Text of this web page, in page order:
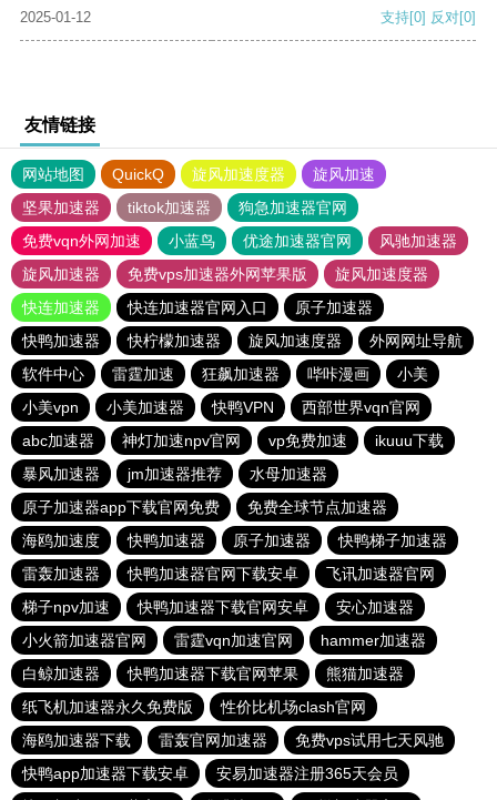
2025-01-12 支持[0] 反对[0]
友情链接
网站地图 QuickQ 旋风加速度器
旋风加速
坚果加速器
tiktok加速器
狗急加速器官网
免费vqn外网加速
小蓝鸟 优途加速器官网
风驰加速器
旋风加速器
免费vps加速器外网苹果版
旋风加速度器
快连加速器
快连加速器官网入口
原子加速器
快鸭加速器
快柠檬加速器 旋风加速度器
外网网址导航
软件中心
雷霆加速 狂飙加速器 哔咔漫画
小美
小美vpn
小美加速器 快鸭VPN
西部世界vqn官网
abc加速器
神灯加速npv官网 vp免费加速
ikuuu下载
暴风加速器
jm加速器推荐
水母加速器
原子加速器app下载官网免费
免费全球节点加速器
海鸥加速度
快鸭加速器 原子加速器
快鸭梯子加速器
雷轰加速器
快鸭加速器官网下载安卓
飞讯加速器官网
梯子npv加速
快鸭加速器下载官网安卓
安心加速器
小火箭加速器官网
雷霆vqn加速官网
hammer加速器
白鲸加速器
快鸭加速器下载官网苹果
熊猫加速器
纸飞机加速器永久免费版
性价比机场clash官网
海鸥加速器下载
雷轰官网加速器
免费vps试用七天风驰
快鸭app加速器下载安卓
安易加速器注册365天会员